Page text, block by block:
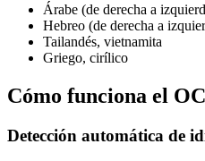
Árabe (de derecha a
Hebreo (de derecha a
Tailandés, vietnamita
Griego, cirílico
Cómo funciona el
Detección automática de